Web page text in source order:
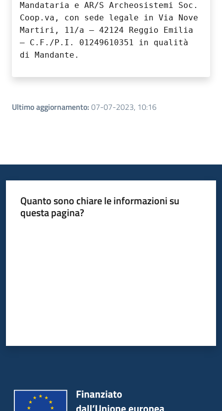
Mandataria e AR/S Archeosistemi Soc.
Coop.va, con sede legale in Via Nove
Martiri, 11/a – 42124 Reggio Emilia
– C.F./P.I. 01249610351 in qualità
di Mandante.
Ultimo aggiornamento: 07-07-2023, 10:16
Quanto sono chiare le informazioni su
questa pagina?